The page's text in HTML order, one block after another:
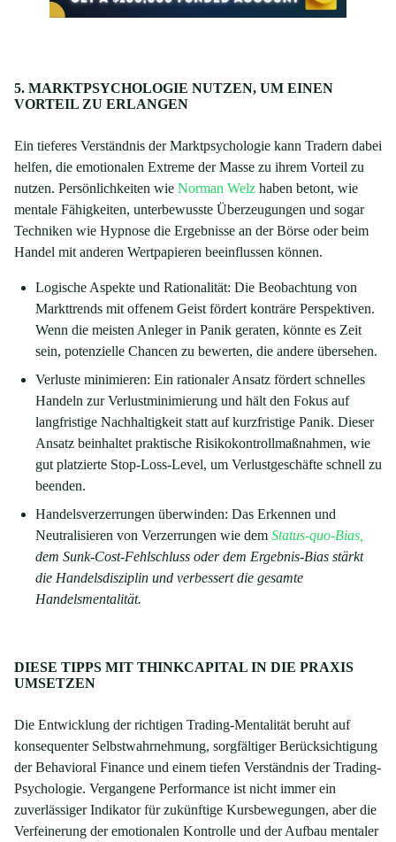
5. MARKTPSYCHOLOGIE NUTZEN, UM EINEN
VORTEIL ZU ERLANGEN
Ein tieferes Verständnis der Marktpsychologie kann Tradern dabei
helfen, die emotionalen Extreme der Masse zu ihrem Vorteil zu
nutzen. Persönlichkeiten wie Norman Welz haben betont, wie
mentale Fähigkeiten, unterbewusste Überzeugungen und sogar
Techniken wie Hypnose die Ergebnisse an der Börse oder beim
Handel mit anderen Wertpapieren beeinflussen können.
Logische Aspekte und Rationalität: Die Beobachtung von
Markttrends mit offenem Geist fördert konträre Perspektiven.
Wenn die meisten Anleger in Panik geraten, könnte es Zeit
sein, potenzielle Chancen zu bewerten, die andere übersehen.
Verluste minimieren: Ein rationaler Ansatz fördert schnelles
Handeln zur Verlustminimierung und hält den Fokus auf
langfristige Nachhaltigkeit statt auf kurzfristige Panik. Dieser
Ansatz beinhaltet praktische Risikokontrollmaßnahmen, wie
gut platzierte Stop-Loss-Level, um Verlustgeschäfte schnell zu
beenden.
Handelsverzerrungen überwinden: Das Erkennen und
Neutralisieren von Verzerrungen wie dem Status-quo-Bias,
dem Sunk-Cost-Fehlschluss oder dem Ergebnis-Bias stärkt
die Handelsdisziplin und verbessert die gesamte
Handelsmentalität.
DIESE TIPPS MIT THINKCAPITAL IN DIE PRAXIS
UMSETZEN
Die Entwicklung der richtigen Trading-Mentalität beruht auf
konsequenter Selbstwahrnehmung, sorgfältiger Berücksichtigung
der Behavioral Finance und einem tiefen Verständnis der Trading-
Psychologie. Vergangene Performance ist nicht immer ein
zuverlässiger Indikator für zukünftige Kursbewegungen, aber die
Verfeinerung der emotionalen Kontrolle und der Aufbau mentaler